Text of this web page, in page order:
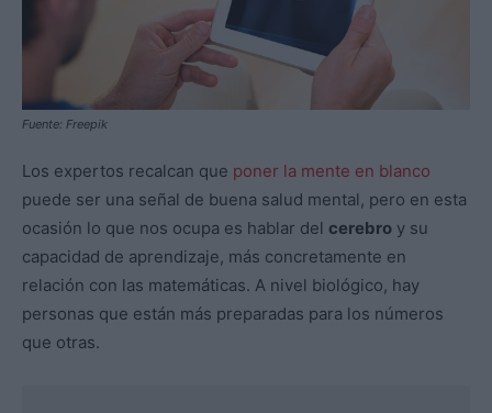
Fuente: Freepik
Los expertos recalcan que poner la mente en blanco
puede ser una señal de buena salud mental, pero en esta
ocasión lo que nos ocupa es hablar del cerebro y su
capacidad de aprendizaje, más concretamente en
relación con las matemáticas. A nivel biológico, hay
personas que están más preparadas para los números
que otras.